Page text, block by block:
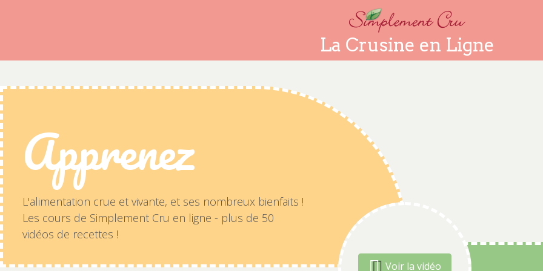
La Crusine en Ligne
Apprenez
L'alimentation crue et vivante, et ses nombreux bienfaits !
Les cours de Simplement Cru en ligne - plus de 50
vidéos de recettes !
Voir la vidéo